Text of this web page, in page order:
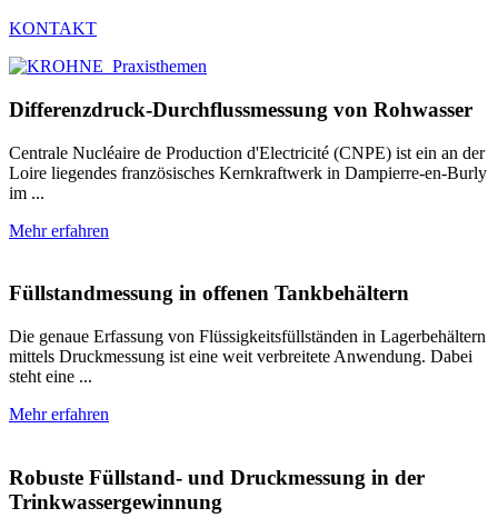
KONTAKT
Differenzdruck-Durchflussmessung von Rohwasser
Centrale Nucléaire de Production d'Electricité (CNPE) ist ein an der
Loire liegendes französisches Kernkraftwerk in Dampierre-en-Burly
im ...
Mehr erfahren
Füllstandmessung in offenen Tankbehältern
Die genaue Erfassung von Flüssigkeitsfüllständen in Lagerbehältern
mittels Druckmessung ist eine weit verbreitete Anwendung. Dabei
steht eine ...
Mehr erfahren
Robuste Füllstand- und Druckmessung in der
Trinkwassergewinnung